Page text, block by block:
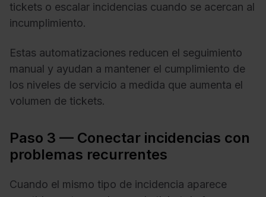
tickets o escalar incidencias cuando se acercan al
incumplimiento.
Estas automatizaciones reducen el seguimiento
manual y ayudan a mantener el cumplimiento de
los niveles de servicio a medida que aumenta el
volumen de tickets.
Paso 3 — Conectar incidencias con
problemas recurrentes
Cuando el mismo tipo de incidencia aparece